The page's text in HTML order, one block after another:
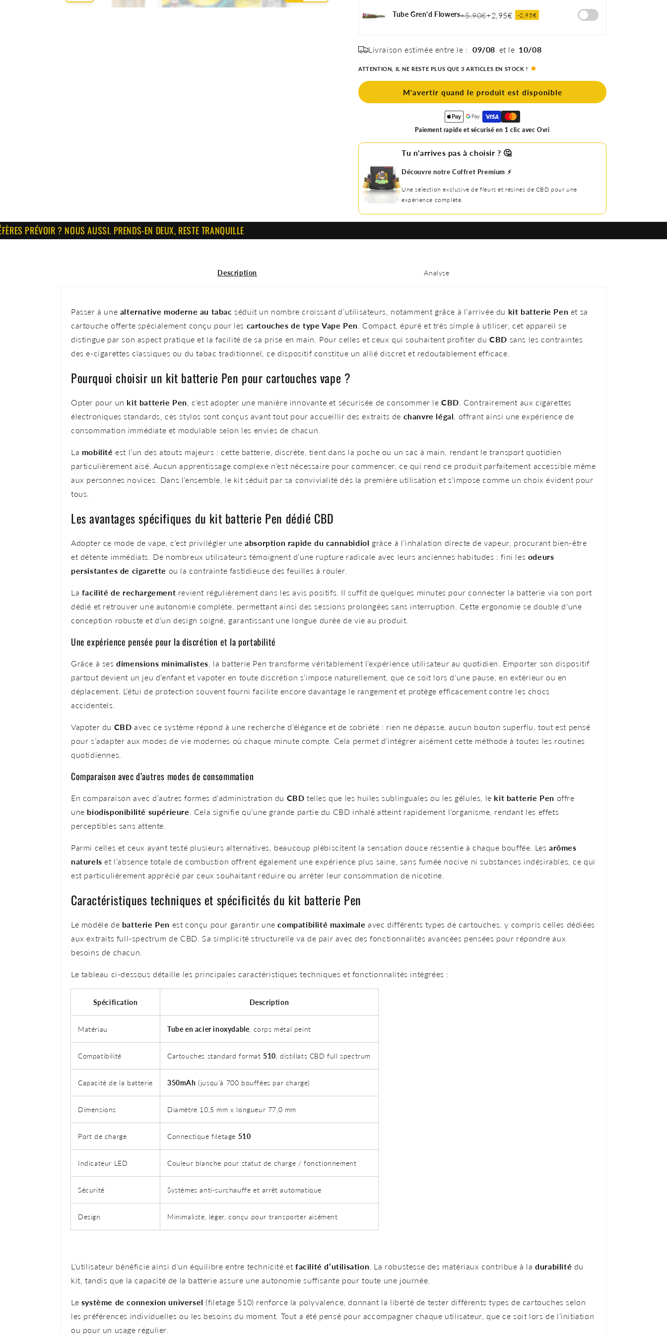
Complet
+
2ML
Complet
+
2ML
Tube Gren'd Flowers+5,90€+2,95€ -2,95€
Livraison estimée entre le : 09/08 et le 10/08
ATTENTION, IL NE RESTE PLUS QUE 3 ARTICLES EN STOCK !
M'avertir quand le produit est disponible
Paiement rapide et sécurisé en 1 clic avec Ovri
Tu n'arrives pas à choisir ? 🤔
Découvre notre Coffret Premium ⚡️
Une sélection exclusive de fleurs et résines de CBD pour une
expérience complète.
? NOUS AUSSI. PRENDS-EN DEUX, RESTE TRANQUILLE
Description Analyse
Passer à une alternative moderne au tabac séduit un nombre croissant d’utilisateurs, notamment grâce à l’arrivée du kit batterie Pen et sa
cartouche offerte spécialement conçu pour les cartouches de type Vape Pen . Compact, épuré et très simple à utiliser, cet appareil se
distingue par son aspect pratique et la facilité de sa prise en main. Pour celles et ceux qui souhaitent profiter du CBD sans les contraintes
des e-cigarettes classiques ou du tabac traditionnel, ce dispositif constitue un allié discret et redoutablement efficace.
Pourquoi choisir un kit batterie Pen pour cartouches vape ?
Opter pour un kit batterie Pen , c’est adopter une manière innovante et sécurisée de consommer le CBD . Contrairement aux cigarettes
électroniques standards, ces stylos sont conçus avant tout pour accueillir des extraits de chanvre légal , offrant ainsi une expérience de
consommation immédiate et modulable selon les envies de chacun.
La mobilité est l’un des atouts majeurs : cette batterie, discrète, tient dans la poche ou un sac à main, rendant le transport quotidien
particulièrement aisé. Aucun apprentissage complexe n’est nécessaire pour commencer, ce qui rend ce produit parfaitement accessible même
aux personnes novices. Dans l’ensemble, le kit séduit par sa convivialité dès la première utilisation et s'impose comme un choix évident pour
tous.
Les avantages spécifiques du kit batterie Pen dédié CBD
Adopter ce mode de vape, c’est privilégier une absorption rapide du cannabidiol grâce à l’inhalation directe de vapeur, procurant bien-être
et détente immédiats. De nombreux utilisateurs témoignent d’une rupture radicale avec leurs anciennes habitudes : fini les odeurs
persistantes de cigarette ou la contrainte fastidieuse des feuilles à rouler.
La facilité de rechargement revient régulièrement dans les avis positifs. Il suffit de quelques minutes pour connecter la batterie via son port
dédié et retrouver une autonomie complète, permettant ainsi des sessions prolongées sans interruption. Cette ergonomie se double d'une
conception robuste et d’un design soigné, garantissant une longue durée de vie au produit.
Une expérience pensée pour la discrétion et la portabilité
Grâce à ses dimensions minimalistes , la batterie Pen transforme véritablement l’expérience utilisateur au quotidien. Emporter son dispositif
partout devient un jeu d’enfant et vapoter en toute discrétion s’impose naturellement, que ce soit lors d'une pause, en extérieur ou en
déplacement. L’étui de protection souvent fourni facilite encore davantage le rangement et protège efficacement contre les chocs
accidentels.
Vapoter du CBD avec ce système répond à une recherche d’élégance et de sobriété : rien ne dépasse, aucun bouton superflu, tout est pensé
pour s’adapter aux modes de vie modernes où chaque minute compte. Cela permet d’intégrer aisément cette méthode à toutes les routines
quotidiennes.
Comparaison avec d’autres modes de consommation
En comparaison avec d’autres formes d’administration du CBD telles que les huiles sublinguales ou les gélules, le kit batterie Pen offre
une biodisponibilité supérieure . Cela signifie qu’une grande partie du CBD inhalé atteint rapidement l’organisme, rendant les effets
perceptibles sans attente.
Parmi celles et ceux ayant testé plusieurs alternatives, beaucoup plébiscitent la sensation douce ressentie à chaque bouffée. Les arômes
naturels et l’absence totale de combustion offrent également une expérience plus saine, sans fumée nocive ni substances indésirables, ce qui
est particulièrement apprécié par ceux souhaitant réduire ou arrêter leur consommation de nicotine.
Caractéristiques techniques et spécificités du kit batterie Pen
Le modèle de batterie Pen est conçu pour garantir une compatibilité maximale avec différents types de cartouches, y compris celles dédiées
aux extraits full-spectrum de CBD. Sa simplicité structurelle va de pair avec des fonctionnalités avancées pensées pour répondre aux
besoins de chacun.
Le tableau ci-dessous détaille les principales caractéristiques techniques et fonctionnalités intégrées :
Spécification Description
Matériau Tube en acier inoxydable , corps métal peint
Compatibilité Cartouches standard format 510 , distillats CBD full spectrum
Capacité de la batterie 350mAh (jusqu’à 700 bouffées par charge)
Dimensions Diamètre 10,5 mm x longueur 77,0 mm
Port de charge Connectique filetage 510
Indicateur LED Couleur blanche pour statut de charge / fonctionnement
Sécurité Systèmes anti-surchauffe et arrêt automatique
Design Minimaliste, léger, conçu pour transporter aisément
L’utilisateur bénéficie ainsi d’un équilibre entre technicité et facilité d’utilisation . La robustesse des matériaux contribue à la durabilité du
kit, tandis que la capacité de la batterie assure une autonomie suffisante pour toute une journée.
Le système de connexion universel (filetage 510) renforce la polyvalence, donnant la liberté de tester différents types de cartouches selon
les préférences individuelles ou les besoins du moment. Tout a été pensé pour accompagner chaque utilisateur, que ce soit lors de l’initiation
ou pour un usage régulier.